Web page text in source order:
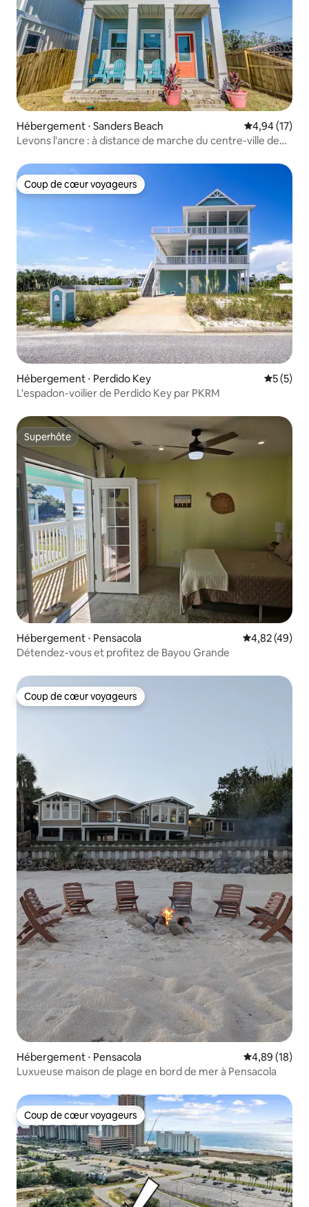
Hébergement ⋅ Sanders Beach Évaluation
4,94 (17)
Levons l'ancre : à distance de marche du centre-ville de
Coup de cœur voyageurs
Coup de cœur voyageurs
Hébergement ⋅ Perdido Key
5 (5)
L'espadon-voilier de Perdido Key par PKRM
Superhôte
Superhôte
Hébergement ⋅ Pensacola Évaluation
4,82 (49)
Détendez-vous et profitez de Bayou Grande
Coup de cœur voyageurs
Coup de cœur voyageurs
Hébergement ⋅ Pensacola Évaluation
4,89 (18)
Luxueuse maison de plage en bord de mer à Pensacola
Coup de cœur voyageurs
Coup de cœur voyageurs